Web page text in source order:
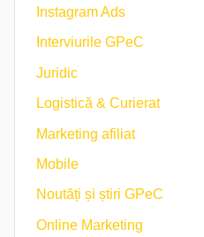
Instagram Ads
Interviurile GPeC
Juridic
Logistică & Curierat
Marketing afiliat
Mobile
Noutăți și știri GPeC
Online Marketing